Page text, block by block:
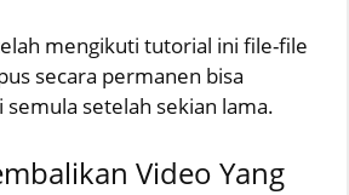
mengikuti tutorial ini file-file
secara permanen bisa
semula setelah sekian lama.
Video Yang